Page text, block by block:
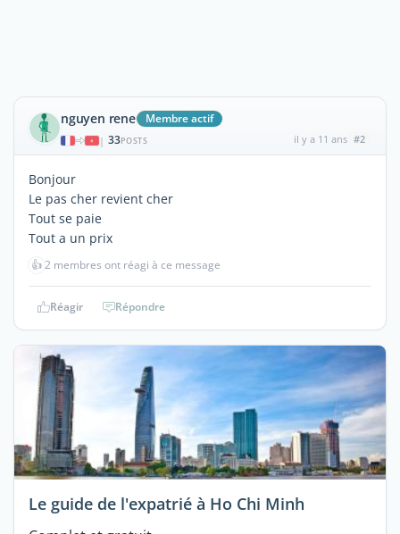
nguyen rene Membre actif
| 33POSTS il y a 11 ans #2
Bonjour
Le pas cher revient cher
Tout se paie
Tout a un prix
👍2 membres ont réagi à ce message
Réagir Répondre
Le guide de l'expatrié à Ho Chi Minh